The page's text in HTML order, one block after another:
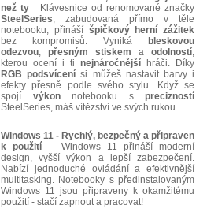
než tyKlávesnice od renomované značky
SteelSeries, zabudovaná přímo v těle
notebooku, přináší špičkový herní zážitek
bez kompromisů. Vyniká
bleskovou
odezvou, přesným stiskem a odolností,
kterou ocení i ti nejnáročnější hráči. Díky
RGB podsvícení si můžeš nastavit barvy i
efekty přesně podle svého stylu. Když se
spojí výkonnotebooku s precizností
SteelSeries, máš vítězství ve svých rukou.
Windows 11 - Rychlý, bezpečný a připraven
k použití Windows 11 přináší moderní
design, vyšší výkon a lepší zabezpečení.
Nabízí jednoduché ovládání a efektivnější
multitasking. Notebooky s předinstalovaným
Windows 11 jsou připraveny k okamžitému
použití - stačí zapnout a pracovat!